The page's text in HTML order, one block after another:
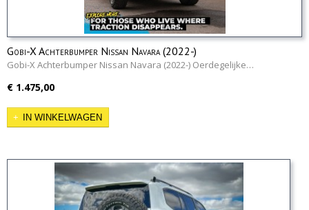
Gobi-X Achterbumper Nissan Navara (2022-)
Gobi-X Achterbumper Nissan Navara (2022-) Oerdegelijke…
€ 1.475,00
IN WINKELWAGEN